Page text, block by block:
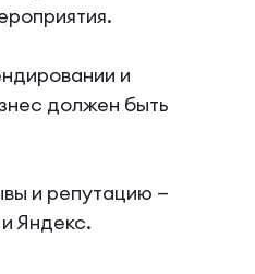
и
должен быть
и репутацию —
Яндекс.